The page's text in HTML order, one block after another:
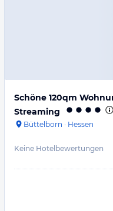
Schöne 120qm
Streaming
Büttelborn · Hessen
Keine Hotelbewertungen